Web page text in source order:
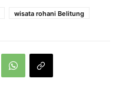
wisata rohani Belitung